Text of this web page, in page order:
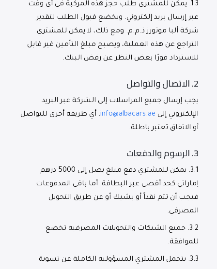
1.3.
يمكن للمشتري طلب حجز هذه المركبة في أي وقت
عبر إرسال بريد إلكتروني. ويخضع قبول الطلب لتقدير
شركة ألبا موتورز ذ.م.م. ومع ذلك، لا يمكن للمشتري
التراجع عن هذه العملية، ويصبح مبلغ التأمين غير قابل
للاسترداد فورًا بغض النظر عن رفض البنك.
2. الاتصال والتواصل
يجب إرسال جميع المراسلات إلى الشركة عبر البريد
الإلكتروني إلى info@albacars.ae
. أي طريقة أخرى للتواصل
أو الاتفاق تعتبر باطلة.
3. الرسوم والدفعات
3.1.
يمكن للمشتري دفع مبلغ يصل إلى 5000 درهم
إماراتي كحد أقصى عبر البطاقة. أما باقي المدفوعات
فيجب أن تتم نقداً أو بشيك أو عن طريق التحويل
المصرفي.
3.2. جميع الشيكات والتحويلات المصرفية تخضع
للموافقة.
3.3. يتحمل المشتري المسؤولية الكاملة عن تسوية